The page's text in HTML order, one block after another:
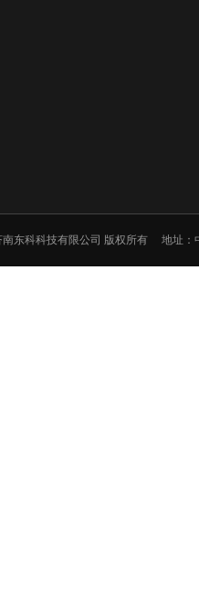
东科科技有限公司 版权所有 地址